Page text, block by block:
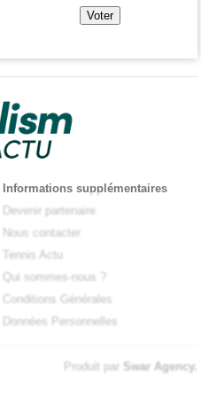
Informations supplémentaires
Devenir partenaire
Nous contacter
Tennis Actu
Qui sommes-nous ?
Conditions Générales
Données Personnelles
Produit par Swar Agency.